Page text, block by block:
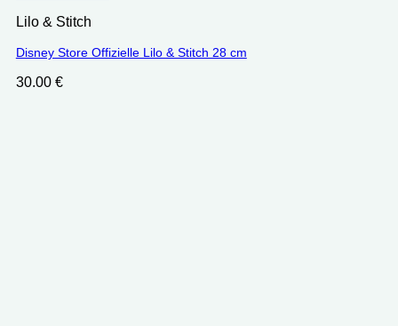
Lilo & Stitch
Disney Store Offizielle Lilo & Stitch 28 cm
30.00 €